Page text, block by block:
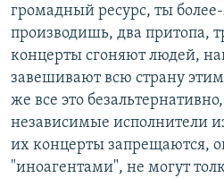
громадный ресурс, ты
производишь, два притопа,
концерты сгоняют людей,
завешивают всю страну
же все это
независимые исполнители
их концерты запрещаются,
"иноагентами", не могут